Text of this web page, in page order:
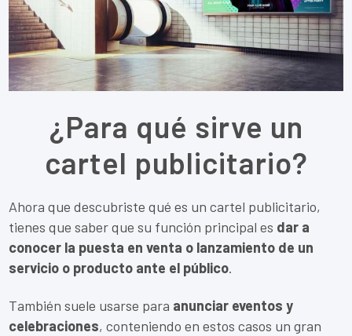
¿Para qué sirve un
cartel publicitario?
Ahora que descubriste qué es un cartel publicitario,
tienes que saber que su función principal es dar a
conocer la puesta en venta o lanzamiento de un
servicio o producto ante el público.
También suele usarse para anunciar eventos y
celebraciones, conteniendo en estos casos un gran